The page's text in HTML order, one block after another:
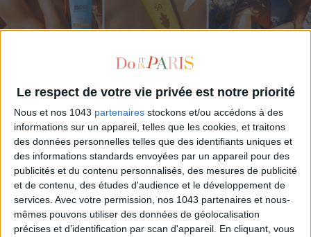
Le respect de votre vie privée est notre priorité
Nous et nos 1043 partenaires stockons et/ou accédons à des
informations sur un appareil, telles que les cookies, et traitons
des données personnelles telles que des identifiants uniques et
des informations standards envoyées par un appareil pour des
publicités et du contenu personnalisés, des mesures de publicité
et de contenu, des études d'audience et le développement de
services. Avec votre permission, nos 1043 partenaires et nous-
mêmes pouvons utiliser des données de géolocalisation
précises et d’identification par scan d'appareil. En cliquant, vous
SPF 50 SUNSCREENS YOU'LL ACTUALLY WANT TO SLATHER ON